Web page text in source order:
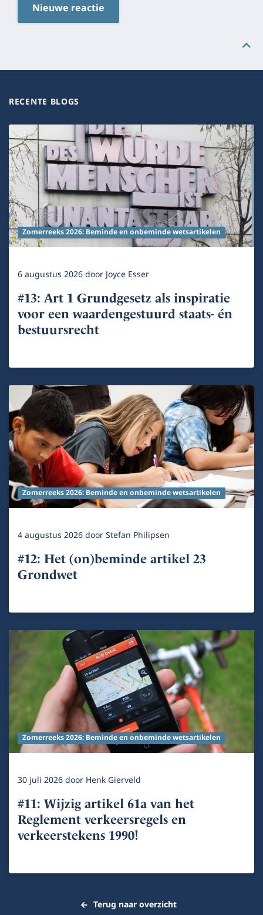
Nieuwe reactie
RECENTE BLOGS
Zomerreeks 2026: Beminde en onbeminde wetsartikelen
6 augustus 2026doorJoyce Esser
#13: Art 1 Grundgesetz als inspiratie
voor een waardengestuurd staats- én
bestuursrecht
Zomerreeks 2026: Beminde en onbeminde wetsartikelen
4 augustus 2026doorStefan Philipsen
#12: Het (on)beminde artikel 23
Grondwet
Zomerreeks 2026: Beminde en onbeminde wetsartikelen
30 juli 2026door Henk Gierveld
#11: Wijzig artikel 61a van het
Reglement verkeersregels en
verkeerstekens 1990!
Terug naar overzicht